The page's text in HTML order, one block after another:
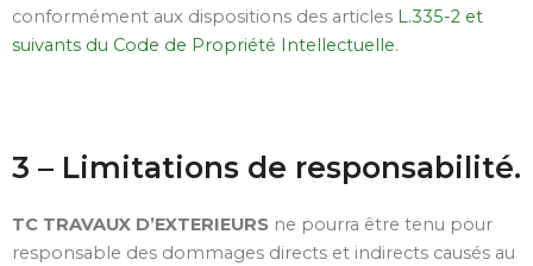
conformément aux dispositions des articles L.335-2 et
suivants du Code de Propriété Intellectuelle.
3 – Limitations de responsabilité.
TC TRAVAUX D’EXTERIEURS ne pourra être tenu pour
responsable des dommages directs et indirects causés au